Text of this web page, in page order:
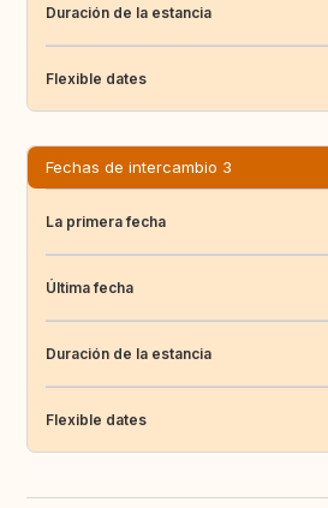
Duración de la estancia
Flexible dates
Fechas de intercambio 3
La primera fecha
Última fecha
Duración de la estancia
Flexible dates